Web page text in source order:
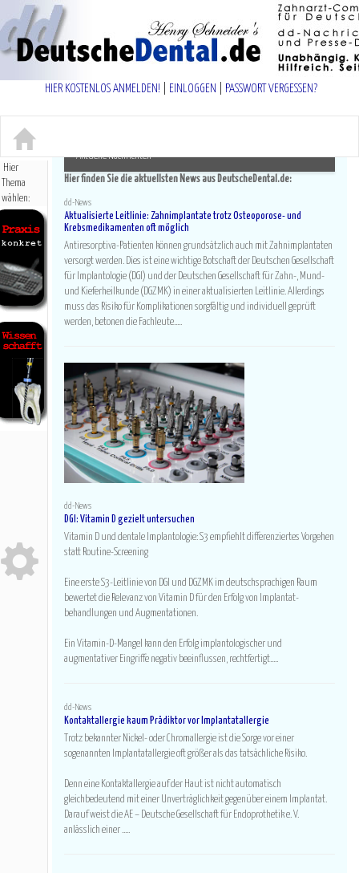
HIER KOSTENLOS ANMELDEN! EINLOGGEN PASSWORT VERGESSEN?
an-/
(c) Dr. H. Schneider, Rurstr. 47a, 52441 Linnich -
Hier
Thema
wählen:
Praxisführung
Abrechnung
Internet+EDV
Finanzen
Rechtsfragen
Fortbildung+Uni
Komplementäre Med.
Paro+Prophylaxe
Prothetik+Gnath
Implantologie
Chirurgie+Medizin
Kieferorthopädie
HIER KOSTENLOS ANMELDEN!
Hier registrieren!
Userdaten vorhanden?
Hier einloggen!
Passwort vergessen?
Hier anfordern!
Aktuelle Nachrichten
Hier finden Sie die aktuellsten News aus DeutscheDental.de:
dd-News
Aktualisierte Leitlinie: Zahnimplantate trotz Osteoporose- und
Krebsmedikamenten oft möglich
Antiresorptiva-Patienten können grundsätzlich auch mit Zahnimplantaten
versorgt werden. Dies ist eine wichtige Botschaft der Deutschen Gesellschaft
für Implantologie (DGI) und der Deutschen Gesellschaft für Zahn-, Mund-
und Kieferheilkunde (DGZMK) in einer aktualisierten Leitlinie. Allerdings
muss das Risiko für Komplikationen sorgfältig und individuell geprüft
werden, betonen die Fachleute.....
dd-News
DGI: Vitamin D gezielt untersuchen
Vitamin D und dentale Implantologie: S3 empfiehlt differenziertes Vorgehen
statt Routine-Screening
Eine erste S3-Leitlinie von DGI und DGZMK im deutschsprachigen Raum
bewertet die Relevanz von Vitamin D für den Erfolg von Implantat-
behandlungen und Augmentationen.
Ein Vitamin-D-Mangel kann den Erfolg implantologischer und
augmentativer Eingriffe negativ beeinflussen, rechtfertigt.....
dd-News
Kontaktallergie kaum Prädiktor vor Implantatallergie
Trotz bekannter Nickel- oder Chromallergie ist die Sorge vor einer
sogenannten Implantatallergie oft größer als das tatsächliche Risiko.
Denn eine Kontaktallergie auf der Haut ist nicht automatisch
gleichbedeutend mit einer Unverträglichkeit gegenüber einem Implantat.
Darauf weist die AE – Deutsche Gesellschaft für Endoprothetik e. V.
anlässlich einer .....